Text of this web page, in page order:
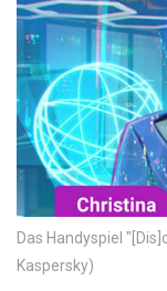
Das Handyspiel
Kaspersky)